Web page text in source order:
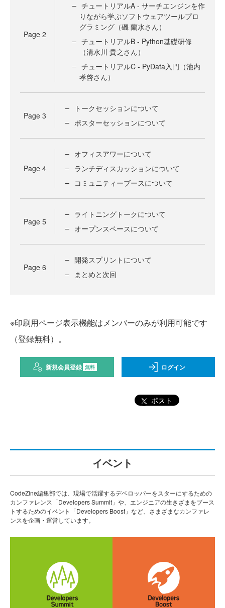
Page 2
チュートリアルA - サーチエンジンを作
りながら学ぶソフトウェアツールプロ
グラミング（磯 蘭水さん）
チュートリアルB - Python基礎研修
（清水川 貴之さん）
チュートリアルC - PyData入門（池内
孝啓さん）
Page 3
トークセッションについて
ポスターセッションについて
Page 4
オフィスアワーについて
ランチディスカッションについて
コミュニティーブースについて
Page 5
ライトニングトークについて
オープンスペースについて
Page 6
開発スプリントについて
まとめと次回
※印刷用ページ表示機能はメンバーのみが利用可能です
（登録無料）。
新規会員登録 無料 ログイン
ポスト
イベント
CodeZine編集部では、現場で活躍するデベロッパーをスターにするための
カンファレンス「Developers Summit」や、エンジニアの生きざまをブース
トするためのイベント「Developers Boost」など、さまざまなカンファレ
ンスを企画・運営しています。